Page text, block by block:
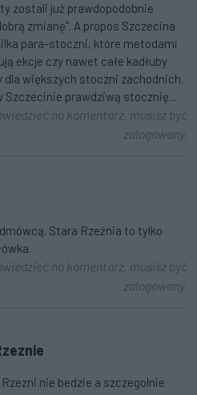
zostali już prawdopodobnie
zmianę". A propos Szczecina
para-stoczni, które metodami
ekcje czy nawet całe kadłuby
dla większych stoczni zachodnich.
Szczecinie prawdziwą stocznię...
na komentarz, musisz być
zalogowany.
Stara Rzeźnia to tylko
na komentarz, musisz być
zalogowany.
nie bedzie a szczegolnie